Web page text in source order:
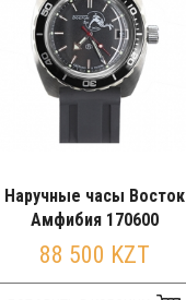
Наручные часы Восток
Амфибия 170600
88 500 KZT